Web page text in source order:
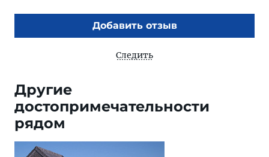
Добавить отзыв
Следить
Другие
достопримечательности
рядом